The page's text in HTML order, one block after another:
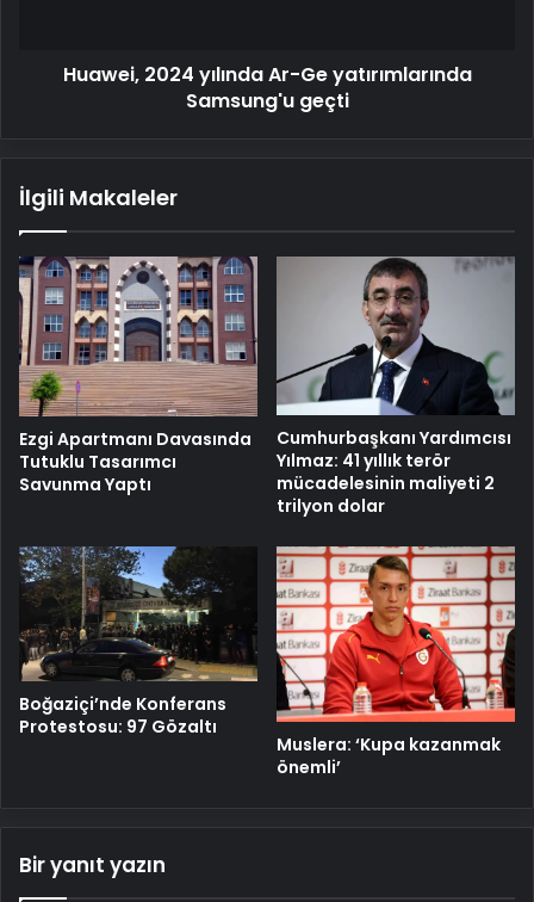
Huawei, 2024 yılında Ar-Ge yatırımlarında
Samsung'u geçti
İlgili Makaleler
Ezgi Apartmanı Davasında
Tutuklu Tasarımcı
Savunma Yaptı
Cumhurbaşkanı Yardımcısı
Yılmaz: 41 yıllık terör
mücadelesinin maliyeti 2
trilyon dolar
Boğaziçi’nde Konferans
Protestosu: 97 Gözaltı
Muslera: ‘Kupa kazanmak
önemli’
Bir yanıt yazın